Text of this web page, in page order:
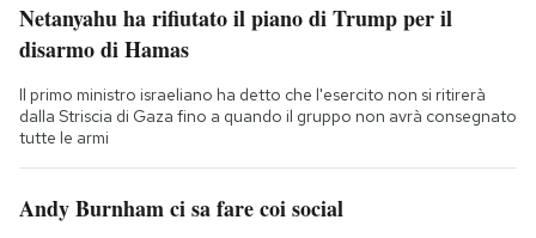
Netanyahu ha rifiutato il piano di Trump per il
disarmo di Hamas
Il primo ministro israeliano ha detto che l'esercito non si ritirerà
dalla Striscia di Gaza fino a quando il gruppo non avrà consegnato
tutte le armi
Andy Burnham ci sa fare coi social